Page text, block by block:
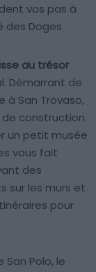
vos pas à
des Doges.
au trésor
Démarrant de
à San Trovaso,
de construction
un petit musée
vous fait
des
sur les murs et
pour
Polo, le